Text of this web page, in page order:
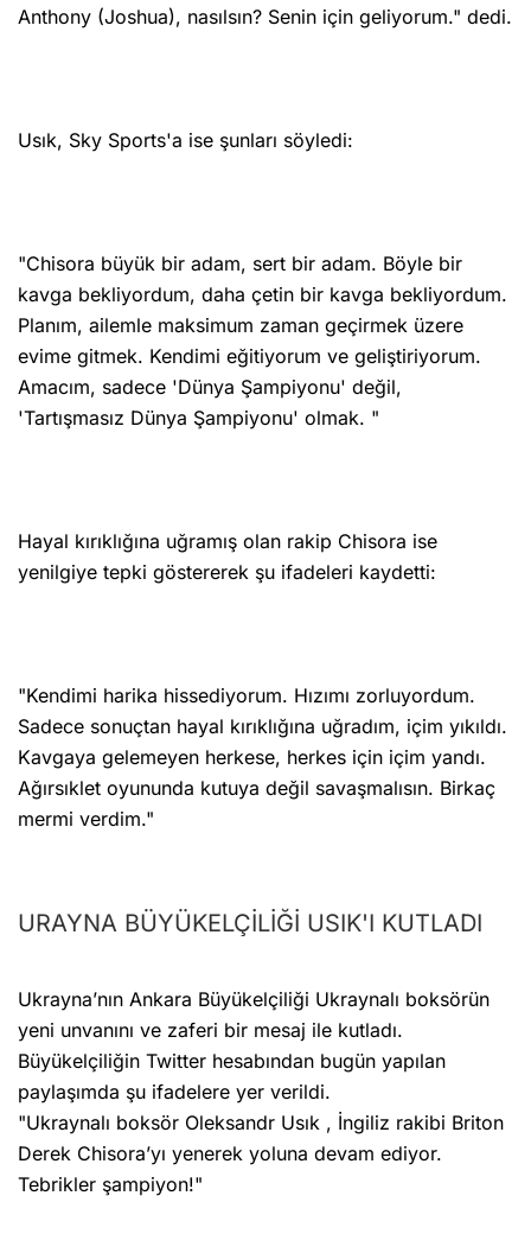
Anthony (Joshua), nasılsın? Senin için geliyorum." dedi.
Usık, Sky Sports'a ise şunları söyledi:
"Chisora ​​büyük bir adam, sert bir adam. Böyle bir
kavga bekliyordum, daha çetin bir kavga bekliyordum.
Planım, ailemle maksimum zaman geçirmek üzere
evime gitmek. Kendimi eğitiyorum ve geliştiriyorum.
Amacım, sadece 'Dünya Şampiyonu' değil,
'Tartışmasız Dünya Şampiyonu' olmak. "
Hayal kırıklığına uğramış olan rakip Chisora ise ​​
yenilgiye tepki göstererek şu ifadeleri kaydetti:
"Kendimi harika hissediyorum. Hızımı zorluyordum.
Sadece sonuçtan hayal kırıklığına uğradım, içim yıkıldı.
Kavgaya gelemeyen herkese, herkes için içim yandı.
Ağırsıklet oyununda kutuya değil savaşmalısın. Birkaç
mermi verdim."
URAYNA BÜYÜKELÇİLİĞİ USIK'I KUTLADI
Ukrayna’nın Ankara Büyükelçiliği Ukraynalı boksörün
yeni unvanını ve zaferi bir mesaj ile kutladı.
Büyükelçiliğin Twitter hesabından bugün yapılan
paylaşımda şu ifadelere yer verildi.
"Ukraynalı boksör Oleksandr Usık , İngiliz rakibi Briton
Derek Chisora’yı yenerek yoluna devam ediyor.
Tebrikler şampiyon!"